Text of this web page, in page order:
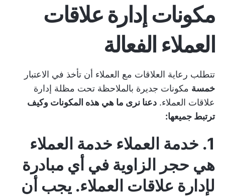
مكونات إدارة علاقات
العملاء الفعالة
تتطلب رعاية العلاقات مع العملاء أن تأخذ في الاعتبار
خمسة مكونات جديرة بالملاحظة تحت مظلة إدارة
علاقات العملاء. دعنا نرى ما هي هذه المكونات وكيف
ترتبط جميعها:
1. خدمة العملاء
خدمة العملاء
هي حجر الزاوية في أي مبادرة
لإدارة علاقات العملاء. يجب أن